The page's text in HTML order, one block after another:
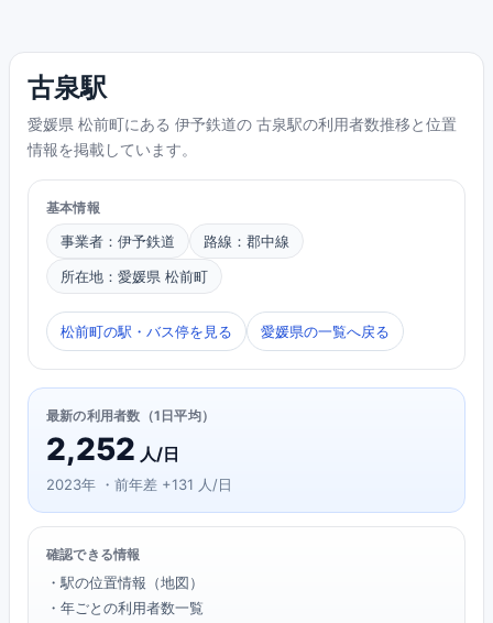
古泉駅
愛媛県 松前町にある 伊予鉄道の 古泉駅の利用者数推移と位置
情報を掲載しています。
基本情報
事業者：伊予鉄道
路線：郡中線
所在地：愛媛県 松前町
松前町の駅・バス停を見る 愛媛県の一覧へ戻る
最新の利用者数（1日平均）
2,252 人/日
2023年 ・前年差 +131 人/日
確認できる情報
・駅の位置情報（地図）
・年ごとの利用者数一覧